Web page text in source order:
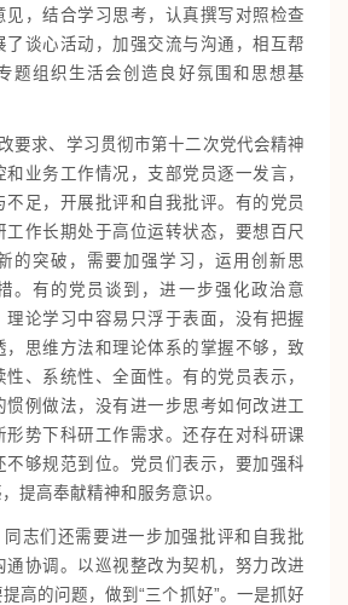
见，结合学习思考，认真撰写对照检查
了谈心活动，加强交流与沟通，相互帮
题组织生活会创造良好氛围和思想基
求、学习贯彻市第十二次党代会精神
业务工作情况，支部党员逐一发言，
不足，开展批评和自我批评。有的党员
工作长期处于高位运转状态，要想百尺
的突破，需要加强学习，运用创新思
。有的党员谈到，进一步强化政治意
理论学习中容易只浮于表面，没有把握
，思维方法和理论体系的掌握不够，致
、系统性、全面性。有的党员表示，
惯例做法，没有进一步思考如何改进工
形势下科研工作需求。还存在对科研课
不够规范到位。党员们表示，要加强科
提高奉献精神和服务意识。
们还需要进一步加强批评和自我批
通协调。以巡视整改为契机，努力改进
高的问题，做到“三个抓好”。一是抓好